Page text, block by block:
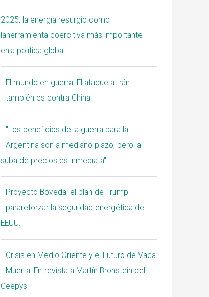
2025, la energía resurgió como
laherramienta coercitiva más importante
enla política global.
El mundo en guerra: El ataque a Irán
también es contra China.
"Los beneficios de la guerra para la
Argentina son a mediano plazo, pero la
suba de precios es inmediata"
Proyecto Bóveda: el plan de Trump
parareforzar la seguridad energética de
EEUU.
Crisis en Medio Oriente y el Futuro de Vaca
Muerta: Entrevista a Martín Bronstein del
Ceepys